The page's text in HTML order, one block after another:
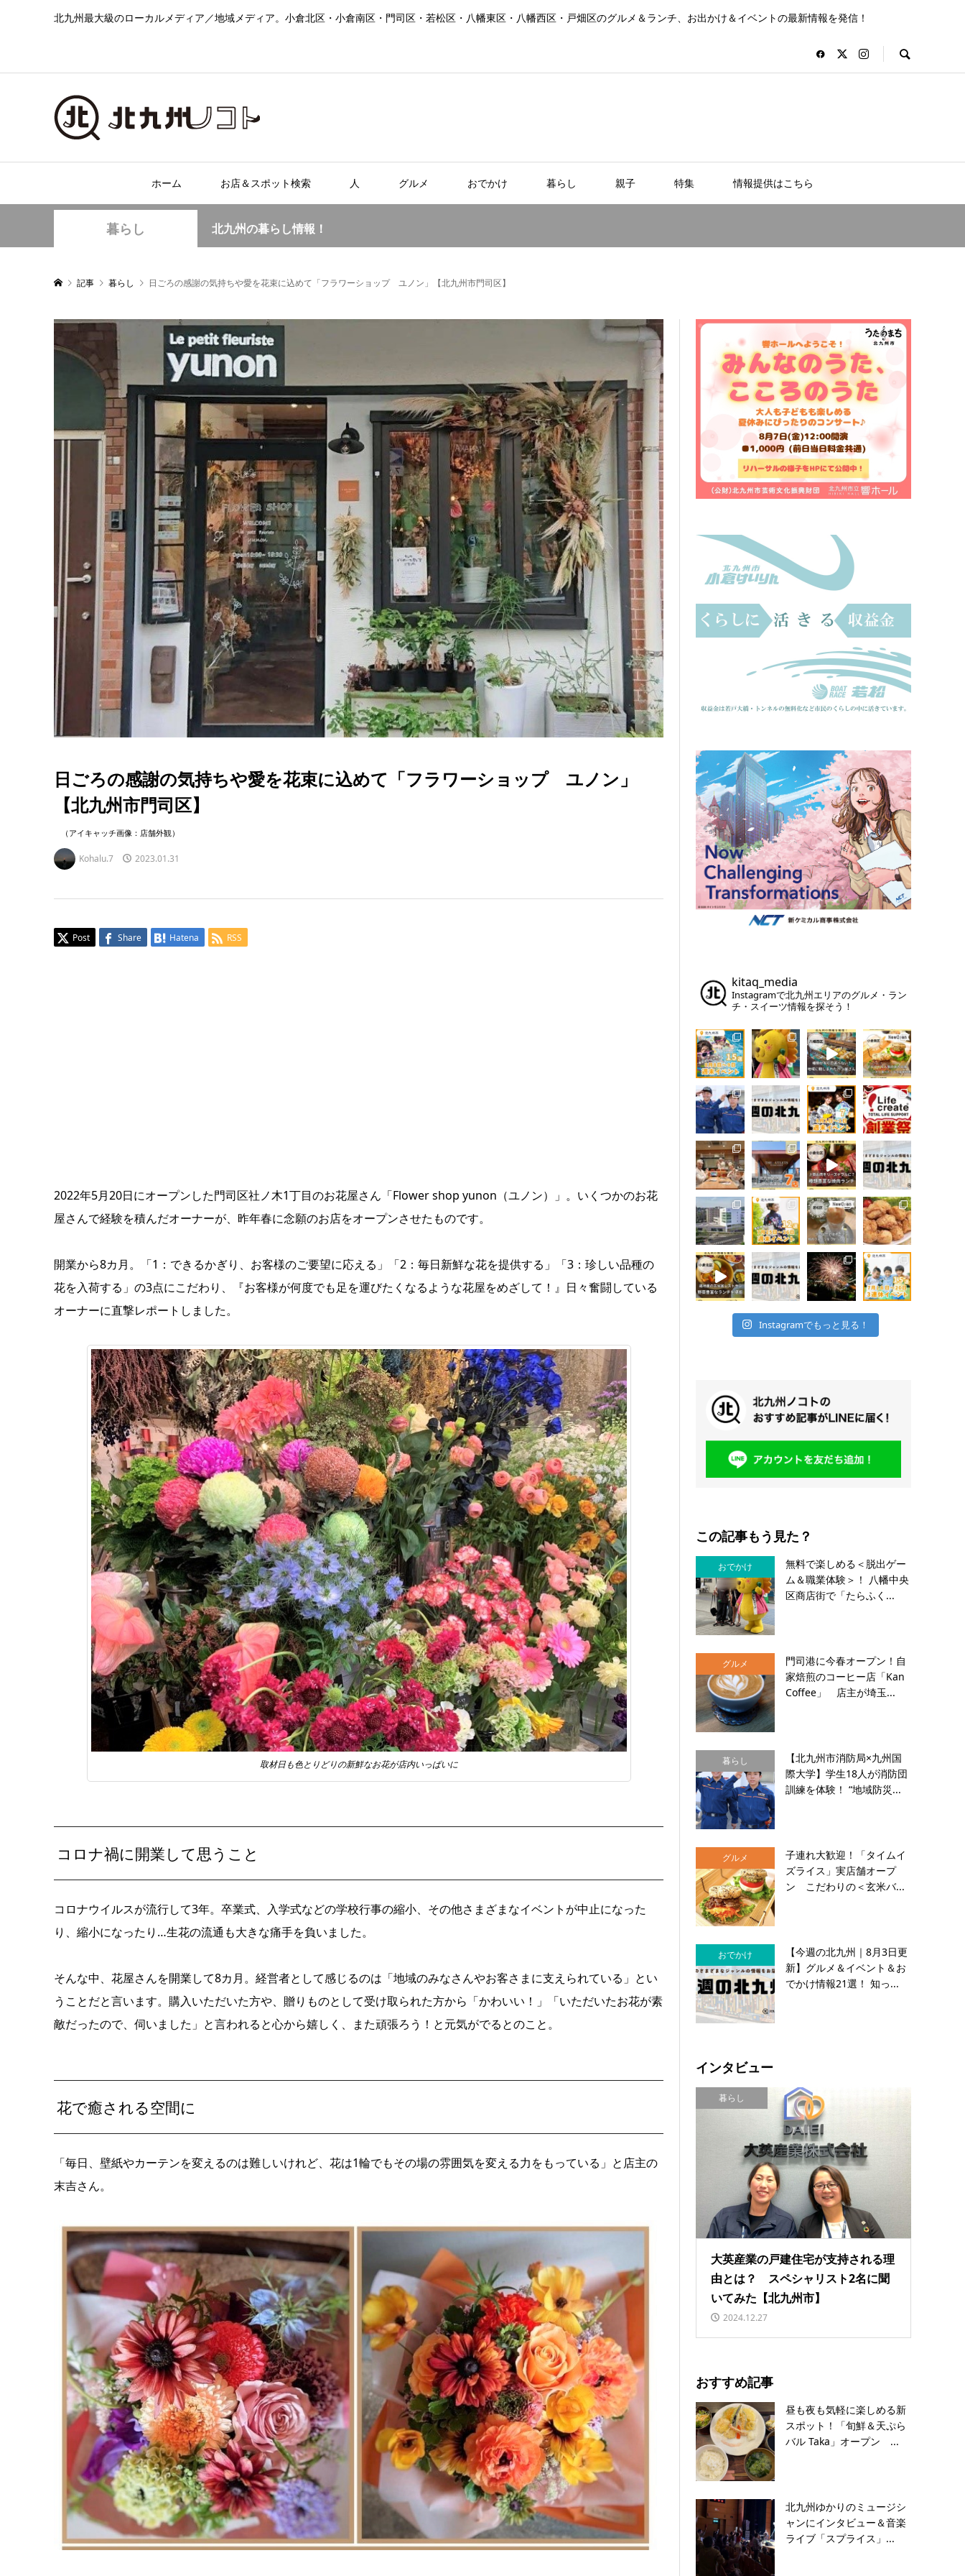
北九州最大級のローカルメディア／地域メディア。小倉北区・小倉南区・門司区・若松区・八幡東区・八幡西区・戸畑区のグルメ＆ランチ、お出かけ＆イベントの最新情報を発信！
ホーム お店＆スポット検索 人 グルメ おでかけ 暮らし 親子 特集 情報提供はこちら
暮らし 北九州の暮らし情報！
記事 暮らし 日ごろの感謝の気持ちや愛を花束に込めて「フラワーショップ ユノン」【北九州市門司区】
日ごろの感謝の気持ちや愛を花束に込めて「フラワーショップ ユノン」
【北九州市門司区】
（アイキャッチ画像：店舗外観）
Kohalu.7 2023.01.31
Post Share Hatena RSS
2022年5月20日にオープンした門司区社ノ木1丁目のお花屋さん「Flower shop yunon（ユノン）」。いくつかのお花
屋さんで経験を積んだオーナーが、昨年春に念願のお店をオープンさせたものです。
開業から8カ月。「1：できるかぎり、お客様のご要望に応える」「2：毎日新鮮な花を提供する」「3：珍しい品種の
花を入荷する」の3点にこだわり、『お客様が何度でも足を運びたくなるような花屋をめざして！』日々奮闘している
オーナーに直撃レポートしました。
取材日も色とりどりの新鮮なお花が店内いっぱいに
コロナ禍に開業して思うこと
コロナウイルスが流行して3年。卒業式、入学式などの学校行事の縮小、その他さまざまなイベントが中止になった
り、縮小になったり…生花の流通も大きな痛手を負いました。
そんな中、花屋さんを開業して8カ月。経営者として感じるのは「地域のみなさんやお客さまに支えられている」とい
うことだと言います。購入いただいた方や、贈りものとして受け取られた方から「かわいい！」「いただいたお花が素
敵だったので、伺いました」と言われると心から嬉しく、また頑張ろう！と元気がでるとのこと。
花で癒される空間に
「毎日、壁紙やカーテンを変えるのは難しいけれど、花は1輪でもその場の雰囲気を変える力をもっている」と店主の
末吉さん。
kitaq_media
Instagramで北九州エリアのグルメ・ラン
チ・スイーツ情報を探そう！
Instagramでもっと見る！
この記事もう見た？
おでかけ
無料で楽しめる＜脱出ゲー
ム＆職業体験＞！ 八幡中央
区商店街で「たらふく...
グルメ
門司港に今春オープン！自
家焙煎のコーヒー店「Kan
Coffee」 店主が埼玉...
暮らし
【北九州市消防局×九州国
際大学】学生18人が消防団
訓練を体験！ “地域防災...
グルメ
子連れ大歓迎！「タイムイ
ズライス」実店舗オープ
ン こだわりの＜玄米バ...
おでかけ
【今週の北九州｜8月3日更
新】グルメ＆イベント＆お
でかけ情報21選！ 知っ...
インタビュー
暮らし
大英産業の戸建住宅が支持される理
由とは？ スペシャリスト2名に聞
いてみた【北九州市】
2024.12.27
おすすめ記事
昼も夜も気軽に楽しめる新
スポット！「旬鮮＆天ぷら
バル Taka」オープン ...
北九州ゆかりのミュージシ
ャンにインタビュー＆音楽
ライブ「スプライス」...